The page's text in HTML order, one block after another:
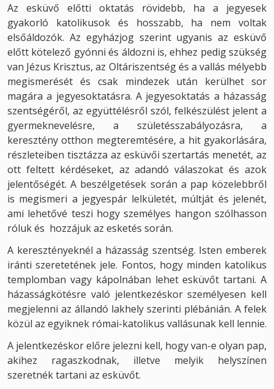
Az esküvő előtti oktatás rövidebb, ha a jegyesek
gyakorló katolikusok és hosszabb, ha nem voltak
elsőáldozók. Az egyházjog szerint ugyanis az esküvő
előtt kötelező gyónni és áldozni is, ehhez pedig szükség
van Jézus Krisztus, az Oltáriszentség és a vallás mélyebb
megismerését és csak mindezek után kerülhet sor
magára a jegyesoktatásra. A jegyesoktatás a házasság
szentségéről, az együttélésről szól, felkészülést jelent a
gyermeknevelésre, a születésszabályozásra, a
keresztény otthon megteremtésére, a hit gyakorlására,
részleteiben tisztázza az esküvői szertartás menetét, az
ott feltett kérdéseket, az adandó válaszokat és azok
jelentőségét. A beszélgetések során a pap közelebbről
is megismeri a jegyespár lelkületét, múltját és jelenét,
ami lehetővé teszi hogy személyes hangon szólhasson
róluk és hozzájuk az esketés során.
A keresztényeknél a házasság szentség. Isten emberek
iránti szeretetének jele. Fontos, hogy minden katolikus
templomban vagy kápolnában lehet esküvőt tartani. A
házasságkötésre való jelentkezéskor személyesen kell
megjelenni az állandó lakhely szerinti plébánián. A felek
közül az egyiknek római-katolikus vallásunak kell lennie.
A jelentkezéskor előre jelezni kell, hogy van-e olyan pap,
akihez ragaszkodnak, illetve melyik helyszínen
szeretnék tartani az esküvőt.